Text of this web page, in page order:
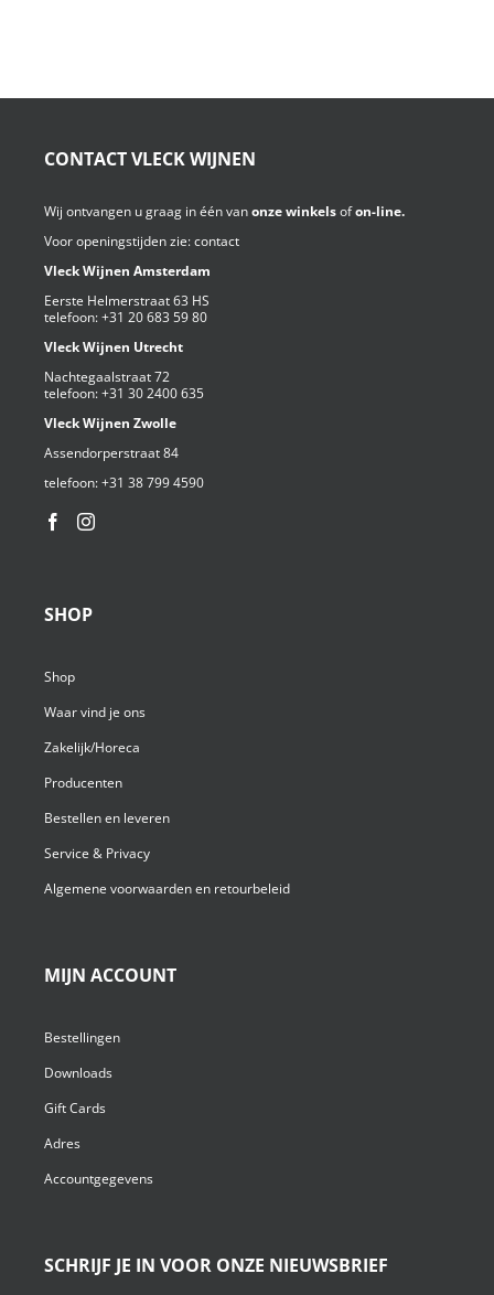
CONTACT VLECK WIJNEN
Wij ontvangen u graag in één vanonze winkelsofon-line.
Voor openingstijden zie:contact
Vleck Wijnen Amsterdam
Eerste Helmerstraat 63 HS
telefoon:+31 20 683 59 80
Vleck Wijnen Utrecht
Nachtegaalstraat 72
telefoon:+31 30 2400 635
Vleck Wijnen Zwolle
Assendorperstraat 84
telefoon:+31 38 799 4590⁩
SHOP
Shop
Waar vind je ons
Zakelijk/Horeca
Producenten
Bestellen en leveren
Service & Privacy
Algemene voorwaarden en retourbeleid
MIJN ACCOUNT
Bestellingen
Downloads
Gift Cards
Adres
Accountgegevens
SCHRIJF JE IN VOOR ONZE NIEUWSBRIEF